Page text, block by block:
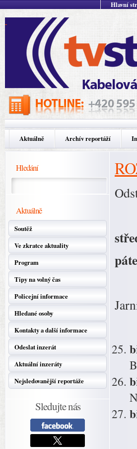
Hlavní
Aktuálně Archív reportáží
Hledání
Aktuálně
Soutěž
Ve zkratce aktuality
Program
Tipy na volný čas
Policejní informace
Hledané osoby
Kontakty a další informace
Odeslat inzerát
Aktuální inzeráty
Nejsledovanější reportáže
Sledujte nás